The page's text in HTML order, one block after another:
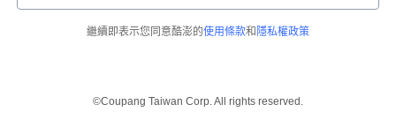
繼續即表示您同意酷澎的使用條款和 隱私權政策
©Coupang Taiwan Corp. All rights reserved.